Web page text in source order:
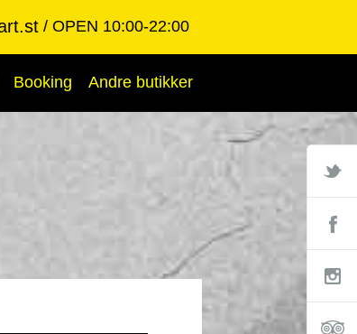
OPEN 10:00-22:00
Booking Andre butikker